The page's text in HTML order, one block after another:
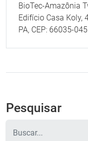
BioTec-Amazônia
Edifício Casa Koly,
PA, CEP: 66035-
Pesquisar